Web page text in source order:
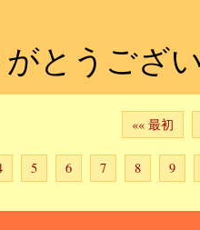
とうござ
«« 最初
5 6 7 8 9